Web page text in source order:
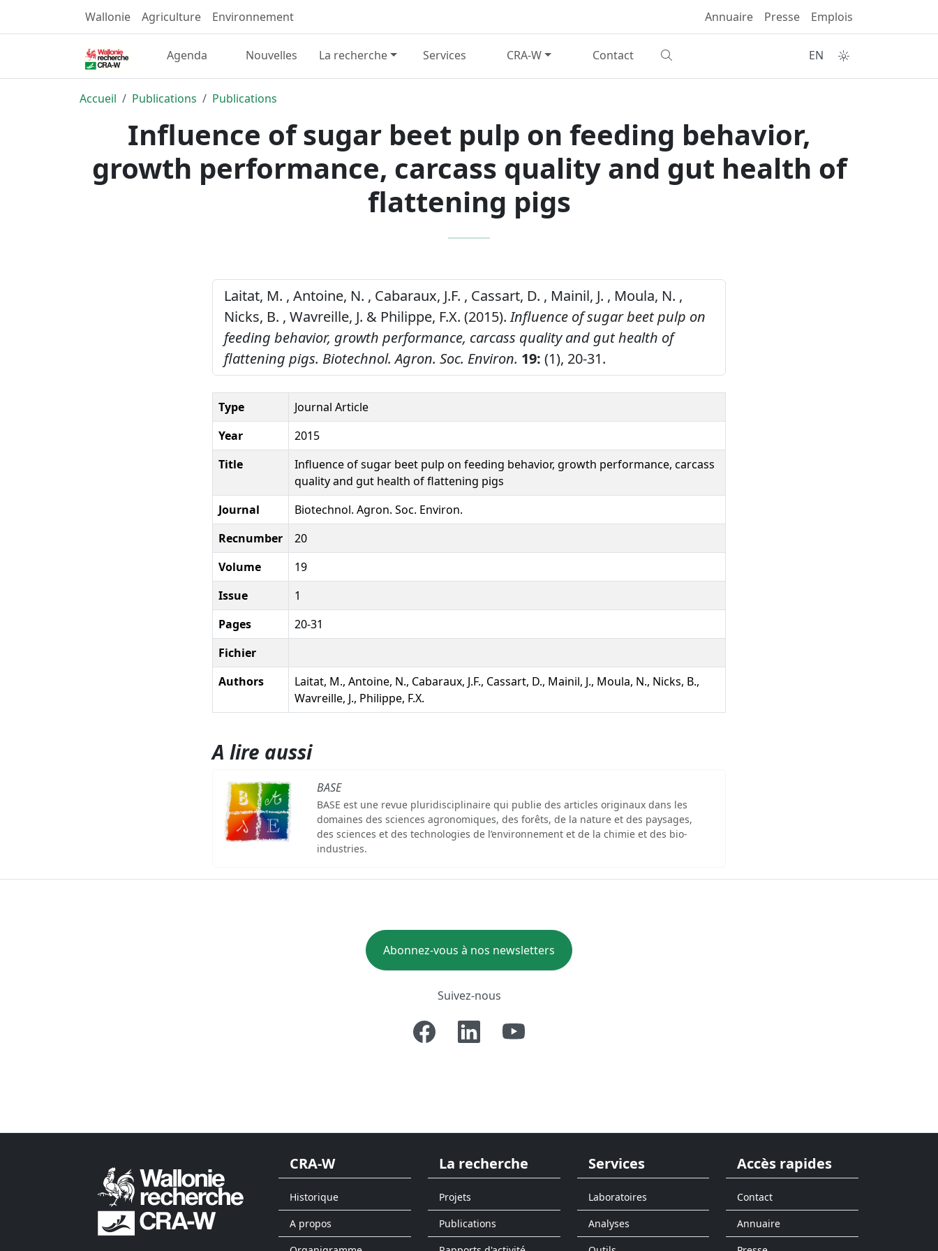
Wallonie Agriculture Environnement Annuaire Presse Emplois
Agenda Nouvelles La recherche Services CRA-W Contact EN
Accueil Publications Publications
Influence of sugar beet pulp on feeding behavior,
growth performance, carcass quality and gut health of
flattening pigs
Laitat, M. , Antoine, N. , Cabaraux, J.F. , Cassart, D. , Mainil, J. , Moula, N. ,
Nicks, B. , Wavreille, J. & Philippe, F.X. (2015).Influence of sugar beet pulp on
feeding behavior, growth performance, carcass quality and gut health of
flattening pigs. Biotechnol. Agron. Soc. Environ. 19: (1), 20-31.
Type
Journal Article
Year
2015
Title
Influence of sugar beet pulp on feeding behavior, growth performance, carcass
quality and gut health of flattening pigs
Journal
Biotechnol. Agron. Soc. Environ.
Recnumber
20
Volume
19
Issue
1
Pages
20-31
Fichier
Authors
Laitat, M., Antoine, N., Cabaraux, J.F., Cassart, D., Mainil, J., Moula, N., Nicks, B.,
Wavreille, J., Philippe, F.X.
A lire aussi
BASE
BASE est une revue pluridisciplinaire qui publie des articles originaux dans les
domaines des sciences agronomiques, des forêts, de la nature et des paysages,
des sciences et des technologies de l’environnement et de la chimie et des bio-
industries.
Abonnez-vous à nos newsletters
Suivez-nous
CRA-W
Historique
A propos
La recherche
Projets
Publications
Services
Laboratoires
Analyses
Accès rapides
Contact
Annuaire